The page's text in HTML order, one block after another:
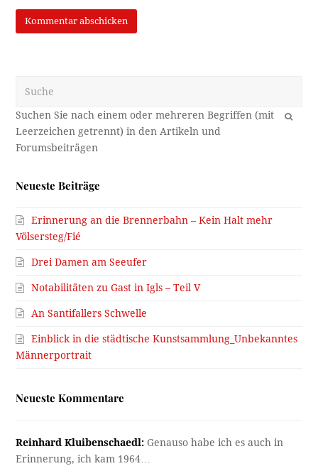
OK
Neueste Beiträge
Erinnerung an die Brennerbahn – Kein Halt mehr
Völsersteg/Fié
Drei Damen am Seeufer
Notabilitäten zu Gast in Igls – Teil V
An Santifallers Schwelle
Einblick in die städtische Kunstsammlung_Unbekanntes
Männerportrait
Neueste Kommentare
Reinhard Kluibenschaedl: Genauso habe ich es auch in
Erinnerung, ich kam 1964…